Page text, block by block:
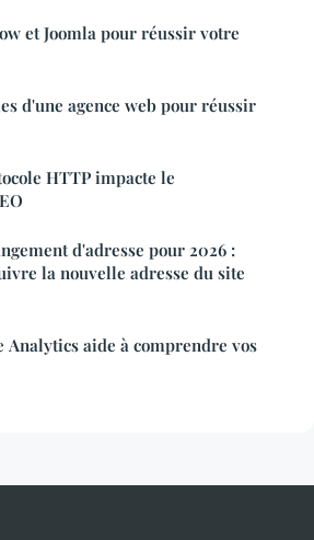
et Joomla pour réussir votre
d'une agence web pour réussir
HTTP impacte le
d'adresse pour 2026 :
la nouvelle adresse du site
Analytics aide à comprendre vos